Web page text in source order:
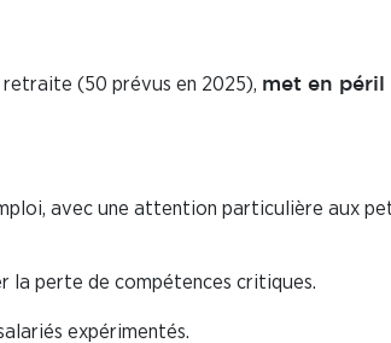
retraite (50 prévus en 2025), met en péril
avec une attention particulière aux
la perte de compétences critiques.
expérimentés.